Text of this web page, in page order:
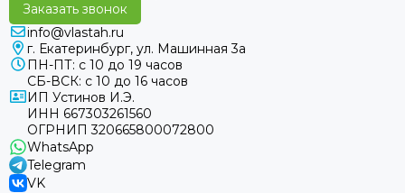
Заказать звонок
info@vlastah.ru
г. Екатеринбург, ул. Машинная 3а
ПН-ПТ: с 10 до 19 часов
СБ-ВСК: с 10 до 16 часов
ИП Устинов И.Э.
ИНН 667303261560
ОГРНИП 320665800072800
WhatsApp
Telegram
VK